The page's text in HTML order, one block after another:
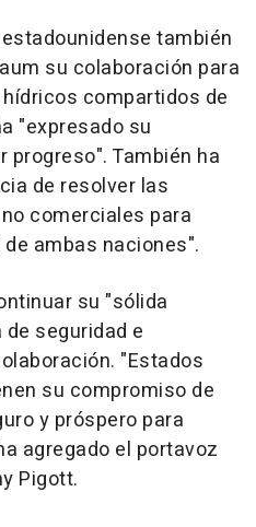
también
su colaboración para
compartidos de
"expresado su
También ha
de resolver las
comerciales para
ambas naciones".
su "sólida
seguridad e
"Estados
su compromiso de
y próspero para
agregado el portavoz
Pigott.